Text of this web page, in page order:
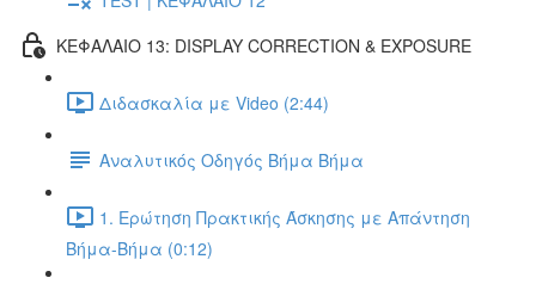
ΚΕΦΑΛΑΙΟ 13: DISPLAY CORRECTION & EXPOSURE
Διδασκαλία με Video (2:44)
Αναλυτικός Οδηγός Βήμα Βήμα
1. Ερώτηση Πρακτικής Άσκησης με Απάντηση
Βήμα-Βήμα (0:12)